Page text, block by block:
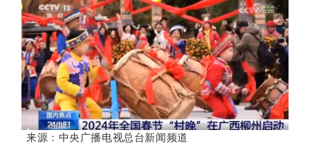
来源： 中央广播电视总台新闻频道